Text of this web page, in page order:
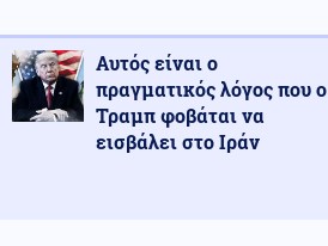
Αυτός είναι ο
πραγματικός λόγος που ο
Τραμπ φοβάται να
εισβάλει στο Ιράν